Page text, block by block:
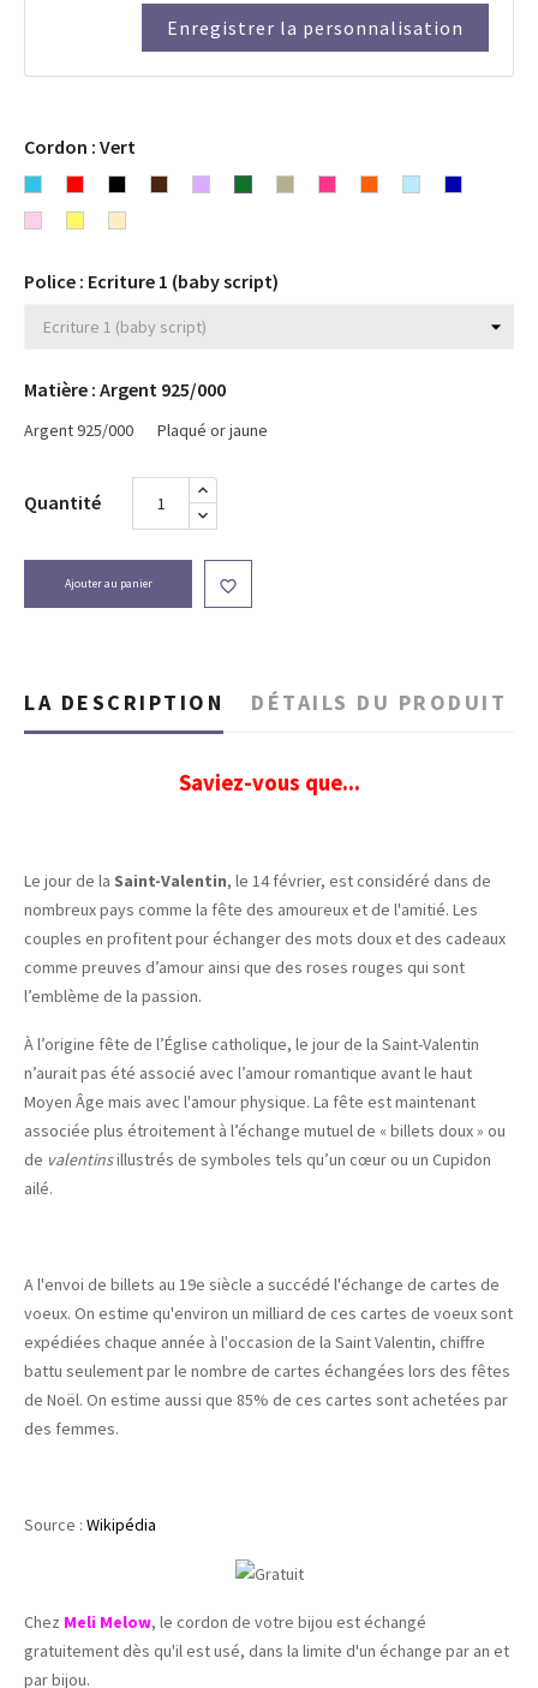
Enregistrer la personnalisation
Cordon : Vert
Bleu
turquoise
RougeNoir ChocolatLavande
Vert Gris
Rose
OrangeBleu
Bleu
Rose
JauneBeige
Police : Ecriture 1 (baby script)
Matière : Argent 925/000
Argent 925/000 Plaqué or jaune
Quantité
Ajouter au panier 
LA DESCRIPTION DÉTAILS DU PRODUIT
Saviez-vous que...
Le jour de la Saint-Valentin, le 14 février, est considéré dans de
nombreux pays comme la fête des amoureux et de l'amitié. Les
couples en profitent pour échanger des mots doux et des cadeaux
comme preuves d’amour ainsi que des roses rouges qui sont
l’emblème de la passion.
À l’origine fête de l’Église catholique, le jour de la Saint-Valentin
n’aurait pas été associé avec l’amour romantique avant le haut
Moyen Âge mais avec l'amour physique. La fête est maintenant
associée plus étroitement à l’échange mutuel de « billets doux » ou
de valentinsillustrés de symboles tels qu’un cœur ou un Cupidon
ailé.
A l'envoi de billets au 19e siècle a succédé l'échange de cartes de
voeux. On estime qu'environ un milliard de ces cartes de voeux sont
expédiées chaque année à l'occasion de la Saint Valentin, chiffre
battu seulement par le nombre de cartes échangées lors des fêtes
de Noël. On estime aussi que 85% de ces cartes sont achetées par
des femmes.
Source : Wikipédia
Chez Meli Melow, le cordon de votre bijou est échangé
gratuitement dès qu'il est usé, dans la limite d'un échange par an et
par bijou.